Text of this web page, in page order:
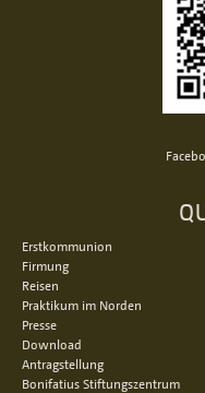
Erstkommunion
Firmung
Reisen
Praktikum im Norden
Presse
Download
Antragstellung
Bonifatius Stiftungszentrum